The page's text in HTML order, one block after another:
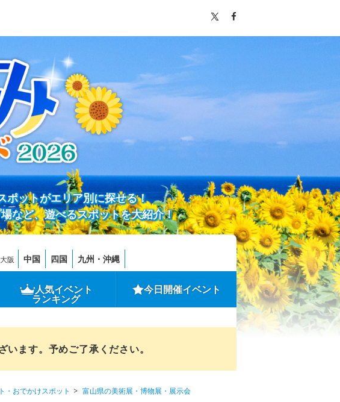
ポットがエリア別に探せる！
など、遊べるスポットを大紹介！
大阪 中国 四国 九州・沖縄
人気イベント
ランキング
今日開催イベント
ます。予めご了承ください。
・おでかけスポット
富山県の美術展・博物展・展示会